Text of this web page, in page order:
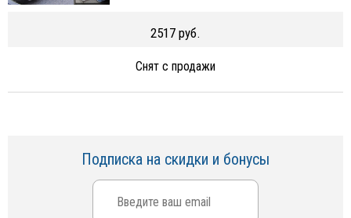
2517 руб.
Снят с продажи
Подписка на скидки и бонусы